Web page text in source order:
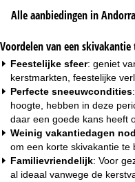
Alle aanbiedingen in Andorra
Voordelen van een
Feestelijke sfeer: geniet
kerstmarkten, feestelijke
Perfecte sneeuwcondities
hoogte, hebben in deze
daar een goede kans heeft
Weinig vakantiedagen
om een korte skivakantie te
Familievriendelijk: Voor
al ideaal vanwege de